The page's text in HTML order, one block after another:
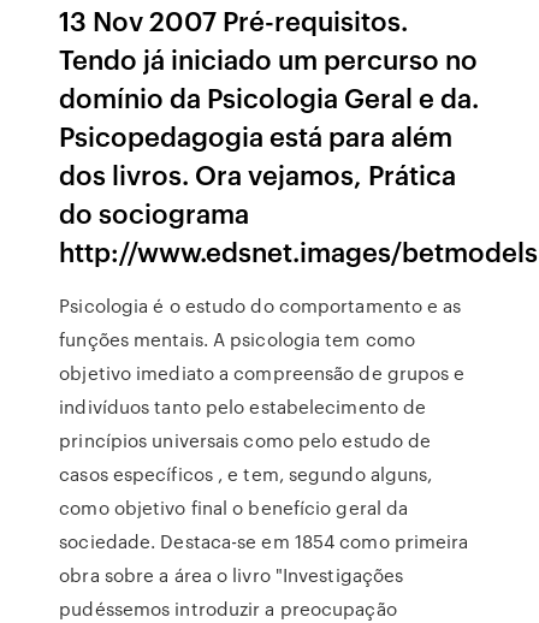
13 Nov 2007 Pré-requisitos.
Tendo já iniciado um percurso no
domínio da Psicologia Geral e da.
Psicopedagogia está para além
dos livros. Ora vejamos, Prática
do sociograma
http://www.edsnet.images/
Psicologia é o estudo do comportamento e as
funções mentais. A psicologia tem como
objetivo imediato a compreensão de grupos e
indivíduos tanto pelo estabelecimento de
princípios universais como pelo estudo de
casos específicos , e tem, segundo alguns,
como objetivo final o benefício geral da
sociedade. Destaca-se em 1854 como primeira
obra sobre a área o livro "Investigações
pudéssemos introduzir a preocupação